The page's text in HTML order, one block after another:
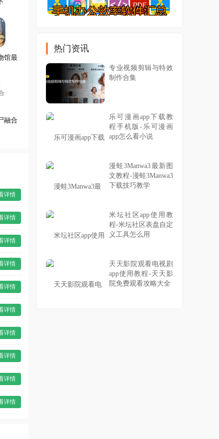
馆最
融合
详情
详情
详情
详情
详情
详情
详情
详情
详情
详情
热门资讯
专业视频剪辑与特效
制作合集
乐可漫画app下载教
程手机版-乐可漫画
app怎么看小说
漫蛙3Manwa3最新图
文教程-漫蛙3Manwa3
下载技巧教学
米坛社区app使用教
程-米坛社区表盘自定
义工具怎么用
天天影院观看电视剧
app使用教程-天天影
院免费观看攻略大全